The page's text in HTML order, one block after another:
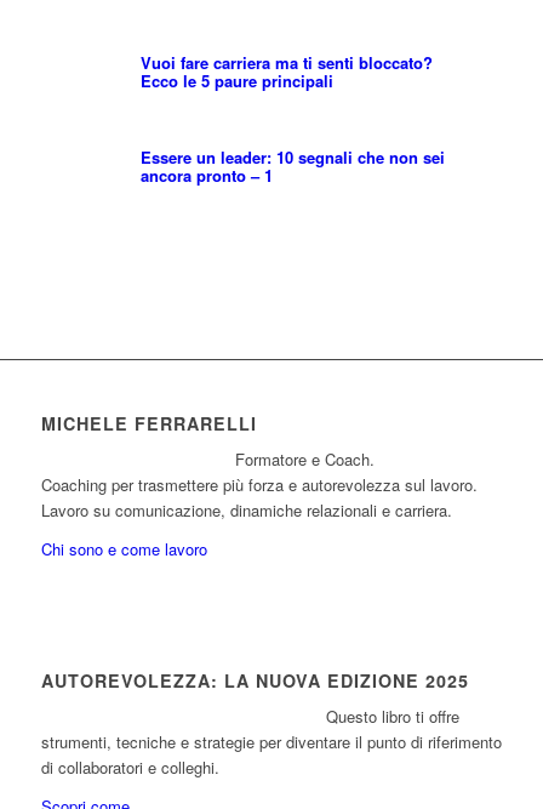
Vuoi fare carriera ma ti senti bloccato?
Ecco le 5 paure principali
Essere un leader: 10 segnali che non sei
ancora pronto – 1
MICHELE FERRARELLI
Formatore e Coach.
Coaching per trasmettere più forza e autorevolezza sul lavoro.
Lavoro su comunicazione, dinamiche relazionali e carriera.
Chi sono e come lavoro
AUTOREVOLEZZA: LA NUOVA EDIZIONE 2025
Questo libro ti offre
strumenti, tecniche e strategie per diventare il punto di riferimento
di collaboratori e colleghi.